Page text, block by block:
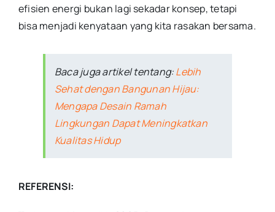
efisien energi bukan lagi sekadar konsep, tetapi
bisa menjadi kenyataan yang kita rasakan bersama.
Baca juga artikel tentang:Lebih
Sehat dengan Bangunan Hijau:
Mengapa Desain Ramah
Lingkungan Dapat Meningkatkan
Kualitas Hidup
REFERENSI: